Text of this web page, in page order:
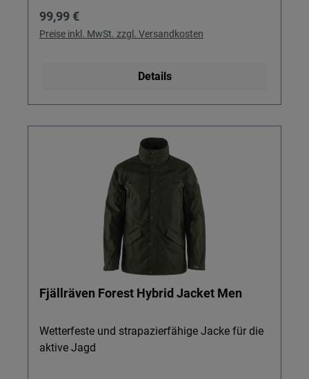
Regulärer Preis:
99,99 €
Preise inkl. MwSt. zzgl. Versandkosten
Details
Fjällräven Forest Hybrid Jacket Men
Wetterfeste und strapazierfähige Jacke für die
aktive Jagd